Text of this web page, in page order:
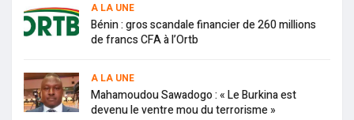
A LA UNE
Bénin : gros scandale financier de 260 millions
de francs CFA à l’Ortb
A LA UNE
Mahamoudou Sawadogo : « Le Burkina est
devenu le ventre mou du terrorisme »